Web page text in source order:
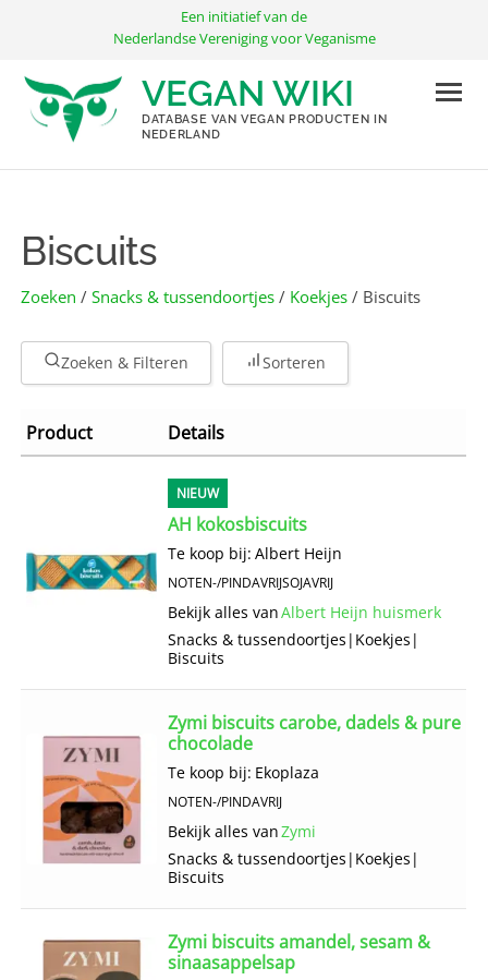
inhoud
Een initiatief van de
Nederlandse Vereniging voor Veganisme
VEGAN WIKI
DATABASE VAN VEGAN PRODUCTEN IN
NEDERLAND
Biscuits
Zoeken /Snacks & tussendoortjes / Koekjes / Biscuits
Zoeken & Filteren Sorteren
Product Details
NIEUW
AH kokosbiscuits
Te koop bij: Albert Heijn
NOTEN-/PINDAVRIJSOJAVRIJ
Bekijk alles vanAlbert Heijn huismerk
Snacks & tussendoortjes | Koekjes |
Biscuits
Zymi biscuits carobe, dadels & pure
chocolade
Te koop bij: Ekoplaza
NOTEN-/PINDAVRIJ
Bekijk alles vanZymi
Snacks & tussendoortjes | Koekjes |
Biscuits
Zymi biscuits amandel, sesam &
sinaasappelsap